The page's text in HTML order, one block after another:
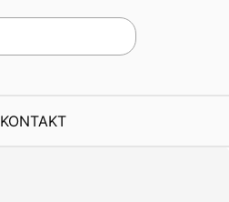
KONTAKT